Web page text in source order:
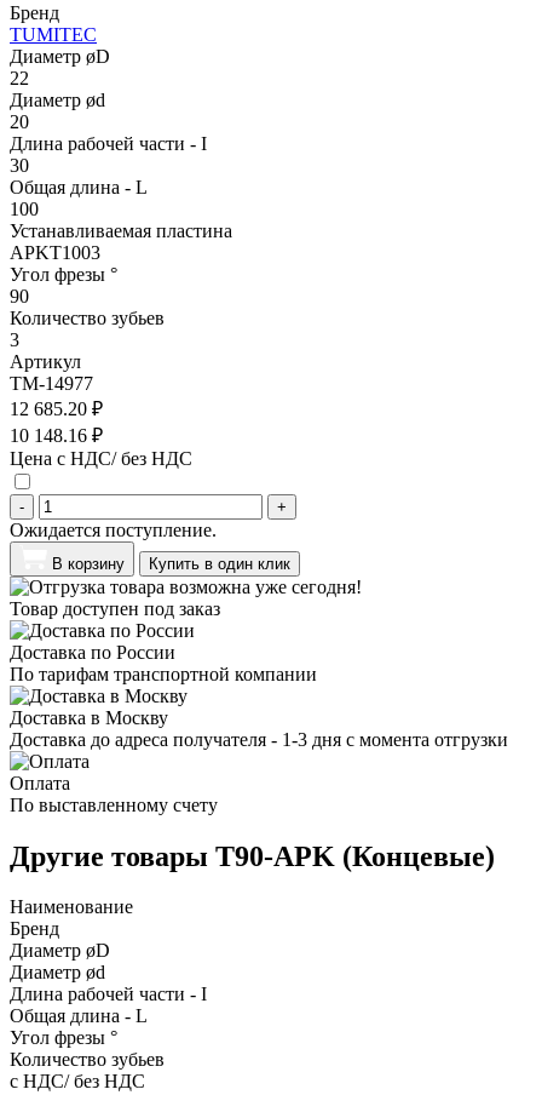
Бренд
TUMITEC
Диаметр øD
22
Диаметр ød
20
Длина рабочей части - I
30
Общая длина - L
100
Устанавливаемая пластина
APKT1003
Угол фрезы °
90
Количество зубьев
3
Артикул
TM-14977
12 685.20 ₽
10 148.16 ₽
Цена с НДС/ без НДС
- +
Ожидается поступление.
В корзину Купить в один клик
Товар доступен под заказ
Доставка по России
По тарифам транспортной компании
Доставка в Москву
Доставка до адреса получателя - 1-3 дня с момента отгрузки
Оплата
По выставленному счету
Другие товары T90-APK (Концевые)
Наименование
Бренд
Диаметр øD
Диаметр ød
Длина рабочей части - I
Общая длина - L
Угол фрезы °
Количество зубьев
с НДС/ без НДС